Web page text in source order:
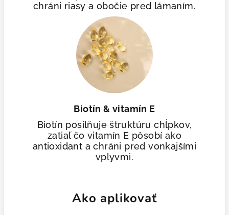
chráni riasy a obočie pred lámaním.
Biotín & vitamín E
Biotín posilňuje štruktúru chĺpkov,
zatiaľ čo vitamín E pôsobí ako
antioxidant a chráni pred vonkajšími
vplyvmi.
Ako aplikovať